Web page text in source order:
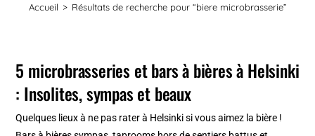
Accueil > Résultats de recherche pour“biere microbrasserie”
5 microbrasseries et bars à bières à Helsinki
: Insolites, sympas et beaux
Quelques lieux à ne pas rater à Helsinki si vous aimez la bière !